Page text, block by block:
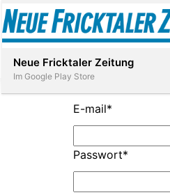
E-mail*
Passwort*
Neue Fricktaler Zeitung
Im Google Play Store